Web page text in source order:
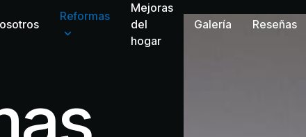
Reformas
Mejoras
del
hogar
Galería Reseñas